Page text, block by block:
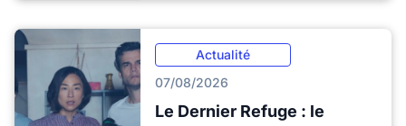
Actualité
07/08/2026
Le Dernier Refuge : le